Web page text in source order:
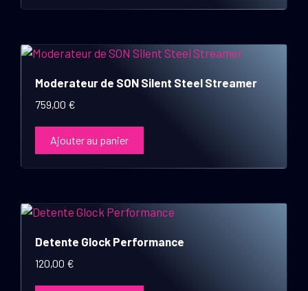
Moderateur de SON Silent Steel Streamer
759,00 €
Ajouter au panier
Detente Glock Performance
120,00 €